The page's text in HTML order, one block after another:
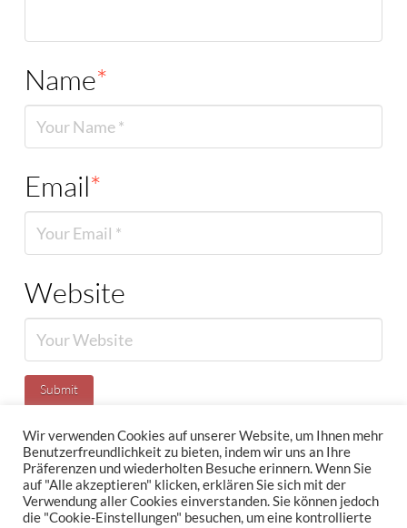
Name*
Email*
Website
IMPRESSUM
DATENSCHUTZERKLÄRUNG
NEWSLETTER DATENSCHUTZRICHTLINIEN
Wir verwenden Cookies auf unserer Website, um Ihnen mehr
Benutzerfreundlichkeit zu bieten, indem wir uns an Ihre
Präferenzen und wiederholten Besuche erinnern. Wenn Sie
auf "Alle akzeptieren" klicken, erklären Sie sich mit der
Verwendung aller Cookies einverstanden. Sie können jedoch
die "Cookie-Einstellungen" besuchen, um eine kontrollierte